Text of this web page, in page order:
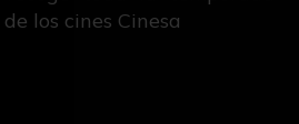
los cines Cinesa